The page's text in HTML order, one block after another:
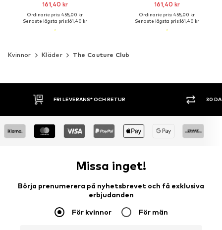
161,40 kr
Ordinarie pris: 455,00 kr
Senaste lägsta pris:161,40 kr
161,40 kr
Ordinarie pris: 455,00 kr
Senaste lägsta pris:161,40 kr
Kvinnor Kläder The Couture Club
FRI LEVERANS* OCH RETUR 30
Missa inget!
Börja prenumerera på nyhetsbrevet och få exklusiva
erbjudanden
För kvinnor För män